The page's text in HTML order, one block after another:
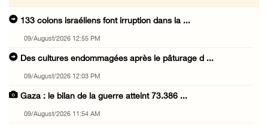
133 colons israéliens font irruption dans la ...
09/August/2026 12:55 PM
Des cultures endommagées après le pâturage d ...
09/August/2026 12:03 PM
Gaza : le bilan de la guerre atteint 73.386 ...
09/August/2026 11:54 AM